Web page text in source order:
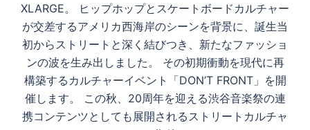
XLARGE。 ヒップホップとスケートボードカルチャー
が交差するアメリカ西海岸のシーンを背景に、誕生当
初からストリートと深く結びつき、新たなファッショ
ンの波を生み出しました。 その初期衝動を現代に再
構築するカルチャーイベント「DON’T FRONT」を開
催します。 この秋、20周年を迎える渋谷音楽祭の連
携コンテンツとしても展開されるストリートカルチャ